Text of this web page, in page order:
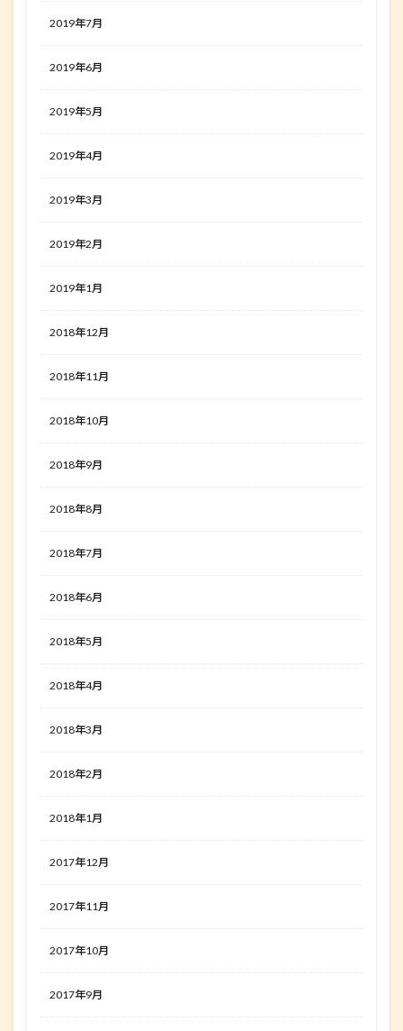
2019年7月
2019年6月
2019年5月
2019年4月
2019年3月
2019年2月
2019年1月
2018年12月
2018年11月
2018年10月
2018年9月
2018年8月
2018年7月
2018年6月
2018年5月
2018年4月
2018年3月
2018年2月
2018年1月
2017年12月
2017年11月
2017年10月
2017年9月